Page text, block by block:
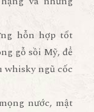
hỗn hợp tốt
gỗ sồi Mỹ, để
whisky ngũ cốc
nước, mật